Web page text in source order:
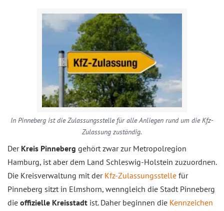
In Pinneberg ist die Zulassungsstelle für alle Anliegen rund um die Kfz-
Zulassung zuständig.
Der Kreis Pinneberg gehört zwar zur Metropolregion
Hamburg, ist aber dem Land Schleswig-Holstein zuzuordnen.
Die Kreisverwaltung mit der Kfz-Zulassungsstelle für
Pinneberg sitzt in Elmshorn, wenngleich die Stadt Pinneberg
die offizielle Kreisstadt ist. Daher beginnen die Kennzeichen